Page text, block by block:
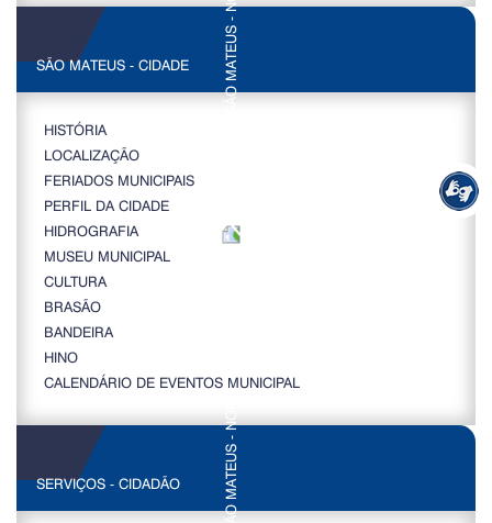
SÃO MATEUS - CIDADE
HISTÓRIA
LOCALIZAÇÃO
FERIADOS MUNICIPAIS
PERFIL DA CIDADE
HIDROGRAFIA
MUSEU MUNICIPAL
CULTURA
BRASÃO
BANDEIRA
HINO
CALENDÁRIO DE EVENTOS MUNICIPAL
SERVIÇOS - CIDADÃO